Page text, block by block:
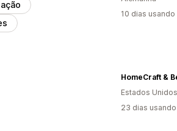
10 dias
HomeCraft &
Estados Unidos
23 dias